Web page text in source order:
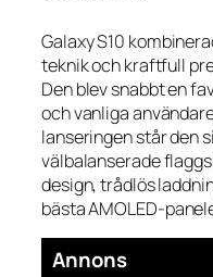
Galaxy S10
teknik och kraftfull
Den blev snabbt en
och vanliga
lanseringen står den
välbalanserade
design, trådlös
bästa AMOLED-
Annons